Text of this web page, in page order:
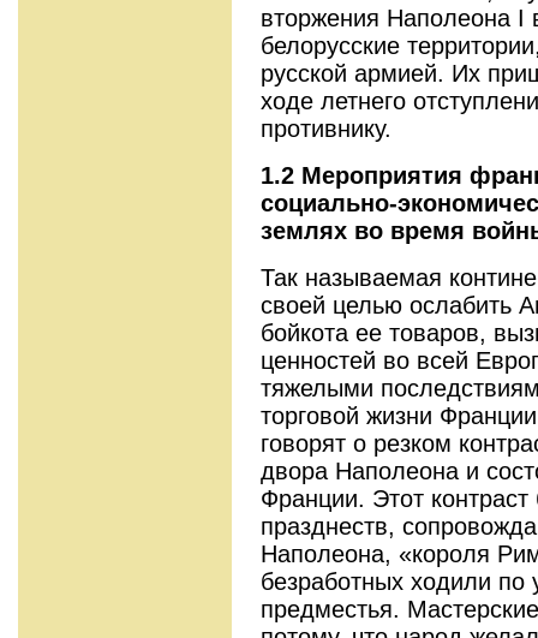
вторжения Наполеона I
белорусские
русской армией. Их
ходе летнего
противнику.
1.2 Мероприятия
социально-
землях во время
Так называемая
своей целью ослабить
бойкота ее товаров,
ценностей во всей
тяжелыми
торговой жизни
говорят о резком
двора Наполеона и
Франции. Этот
празднеств,
Наполеона, «короля
безработных ходили по
предместья.